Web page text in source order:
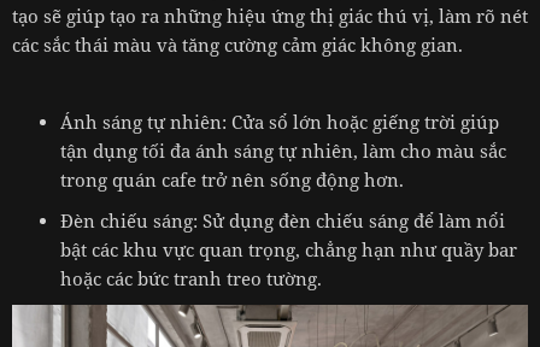
tạo sẽ giúp tạo ra những hiệu ứng thị giác thú vị, làm rõ nét
các sắc thái màu và tăng cường cảm giác không gian.
Ánh sáng tự nhiên: Cửa sổ lớn hoặc giếng trời giúp
tận dụng tối đa ánh sáng tự nhiên, làm cho màu sắc
trong quán cafe trở nên sống động hơn.
Đèn chiếu sáng: Sử dụng đèn chiếu sáng để làm nổi
bật các khu vực quan trọng, chẳng hạn như quầy bar
hoặc các bức tranh treo tường.